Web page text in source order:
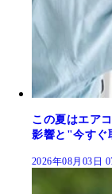
この夏はエア
影響と"今すぐ
2026年08月03日